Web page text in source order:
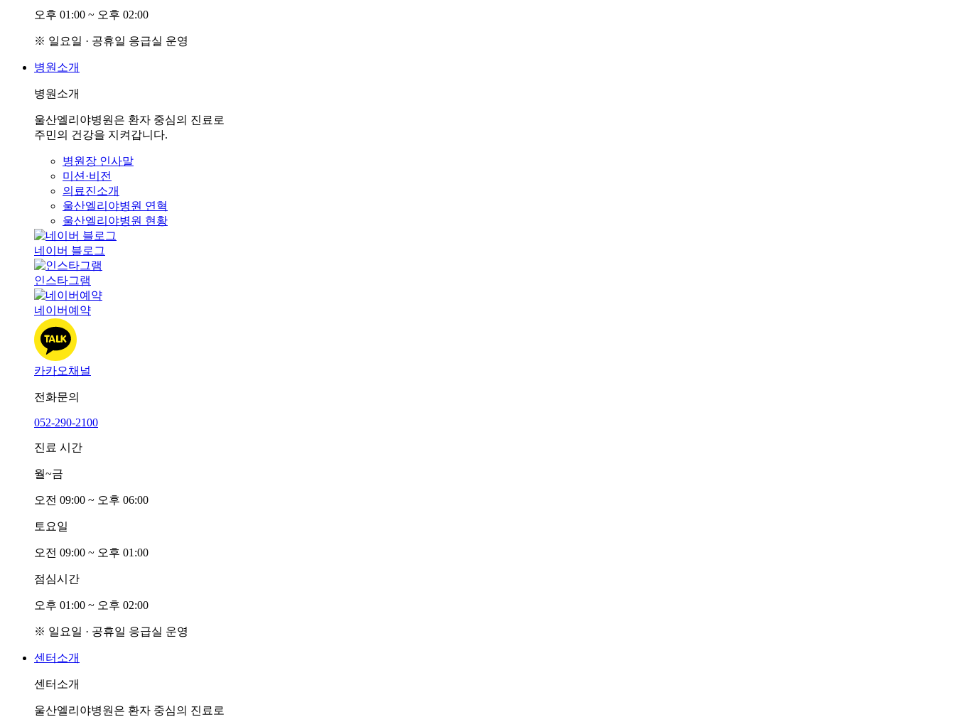
오후 01:00 ~ 오후 02:00
※ 일요일 · 공휴일 응급실 운영
병원소개
병원소개
울산엘리야병원은 환자 중심의 진료로
주민의 건강을 지켜갑니다.
병원장 인사말
미션·비전
의료진소개
울산엘리야병원 연혁
울산엘리야병원 현황
네이버 블로그
인스타그램
네이버예약
카카오채널
전화문의
052-290-2100
진료 시간
월~금
오전 09:00 ~ 오후 06:00
토요일
오전 09:00 ~ 오후 01:00
점심시간
오후 01:00 ~ 오후 02:00
※ 일요일 · 공휴일 응급실 운영
센터소개
센터소개
울산엘리야병원은 환자 중심의 진료로